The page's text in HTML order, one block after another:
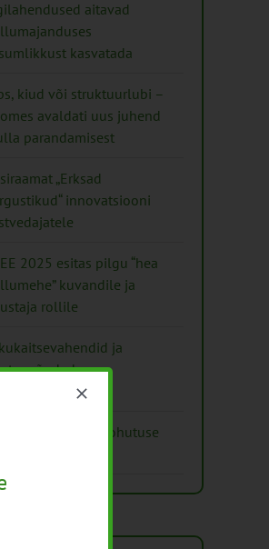
aitavad
kasvatada
kiud või struktuurlubi –
avaldati uus juhend
parandamisest
„Erksad
innovatsiooni
2025 esitas pilgu “hea
kuvandile ja
rollile
ja
näitavad toiduohutuse